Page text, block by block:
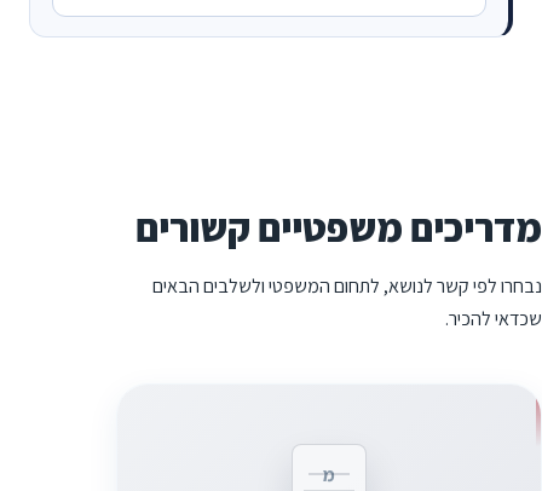
מדריכים משפטיים קשורים
נבחרו לפי קשר לנושא, לתחום המשפטי ולשלבים הבאים
שכדאי להכיר.
מ